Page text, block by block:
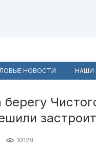
НОВОСТИ НАШИ
10128